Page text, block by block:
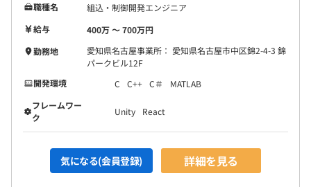
職種名
組込・制御開発エンジニア
給与
400万 〜 700万円
勤務地
愛知県名古屋事業所： 愛知県名古屋市中区錦2-4-3 錦
パークビル12F
開発環境
C C++ C＃
MATLAB
フレームワー
ク
Unity React
気になる(会員登録) 詳細を見る